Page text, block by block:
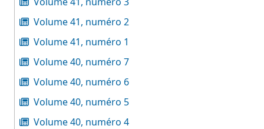
Volume 41, numéro 2
Volume 41, numéro 1
Volume 40, numéro 7
Volume 40, numéro 6
Volume 40, numéro 5
Volume 40, numéro 4